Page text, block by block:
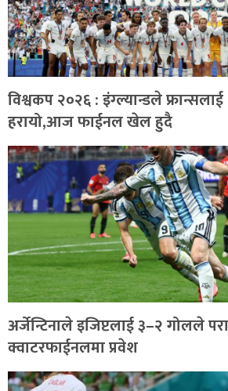
विश्वकप २०२६ : इंग्ल्यान्डले
हरायो,आज फाईनल खेल हुदै
अर्जेन्टिनाले इजिप्टलाई ३–२ गोलले
क्वाटरफाईनलमा प्रवेश